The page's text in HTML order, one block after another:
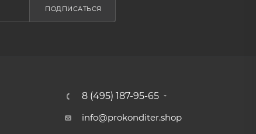
ПОДПИСАТЬСЯ
8 (495) 187-95-65
info@prokonditer.shop